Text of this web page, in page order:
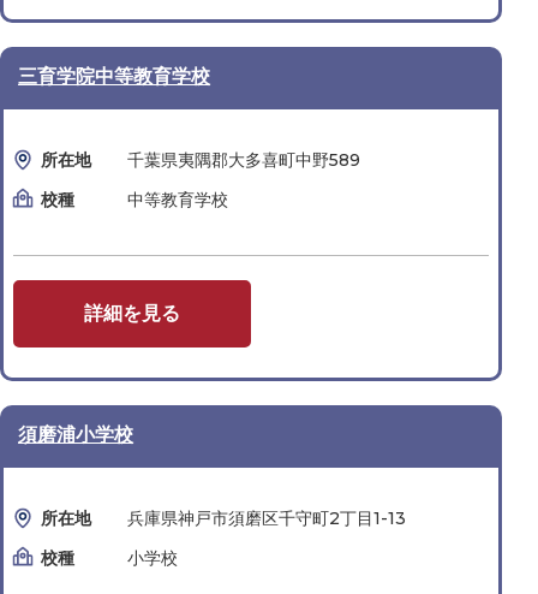
三育学院中等教育学校
所在地
千葉県夷隅郡大多喜町中野589
校種
中等教育学校
詳細を見る
須磨浦小学校
所在地
兵庫県神戸市須磨区千守町2丁目1-13
校種
小学校